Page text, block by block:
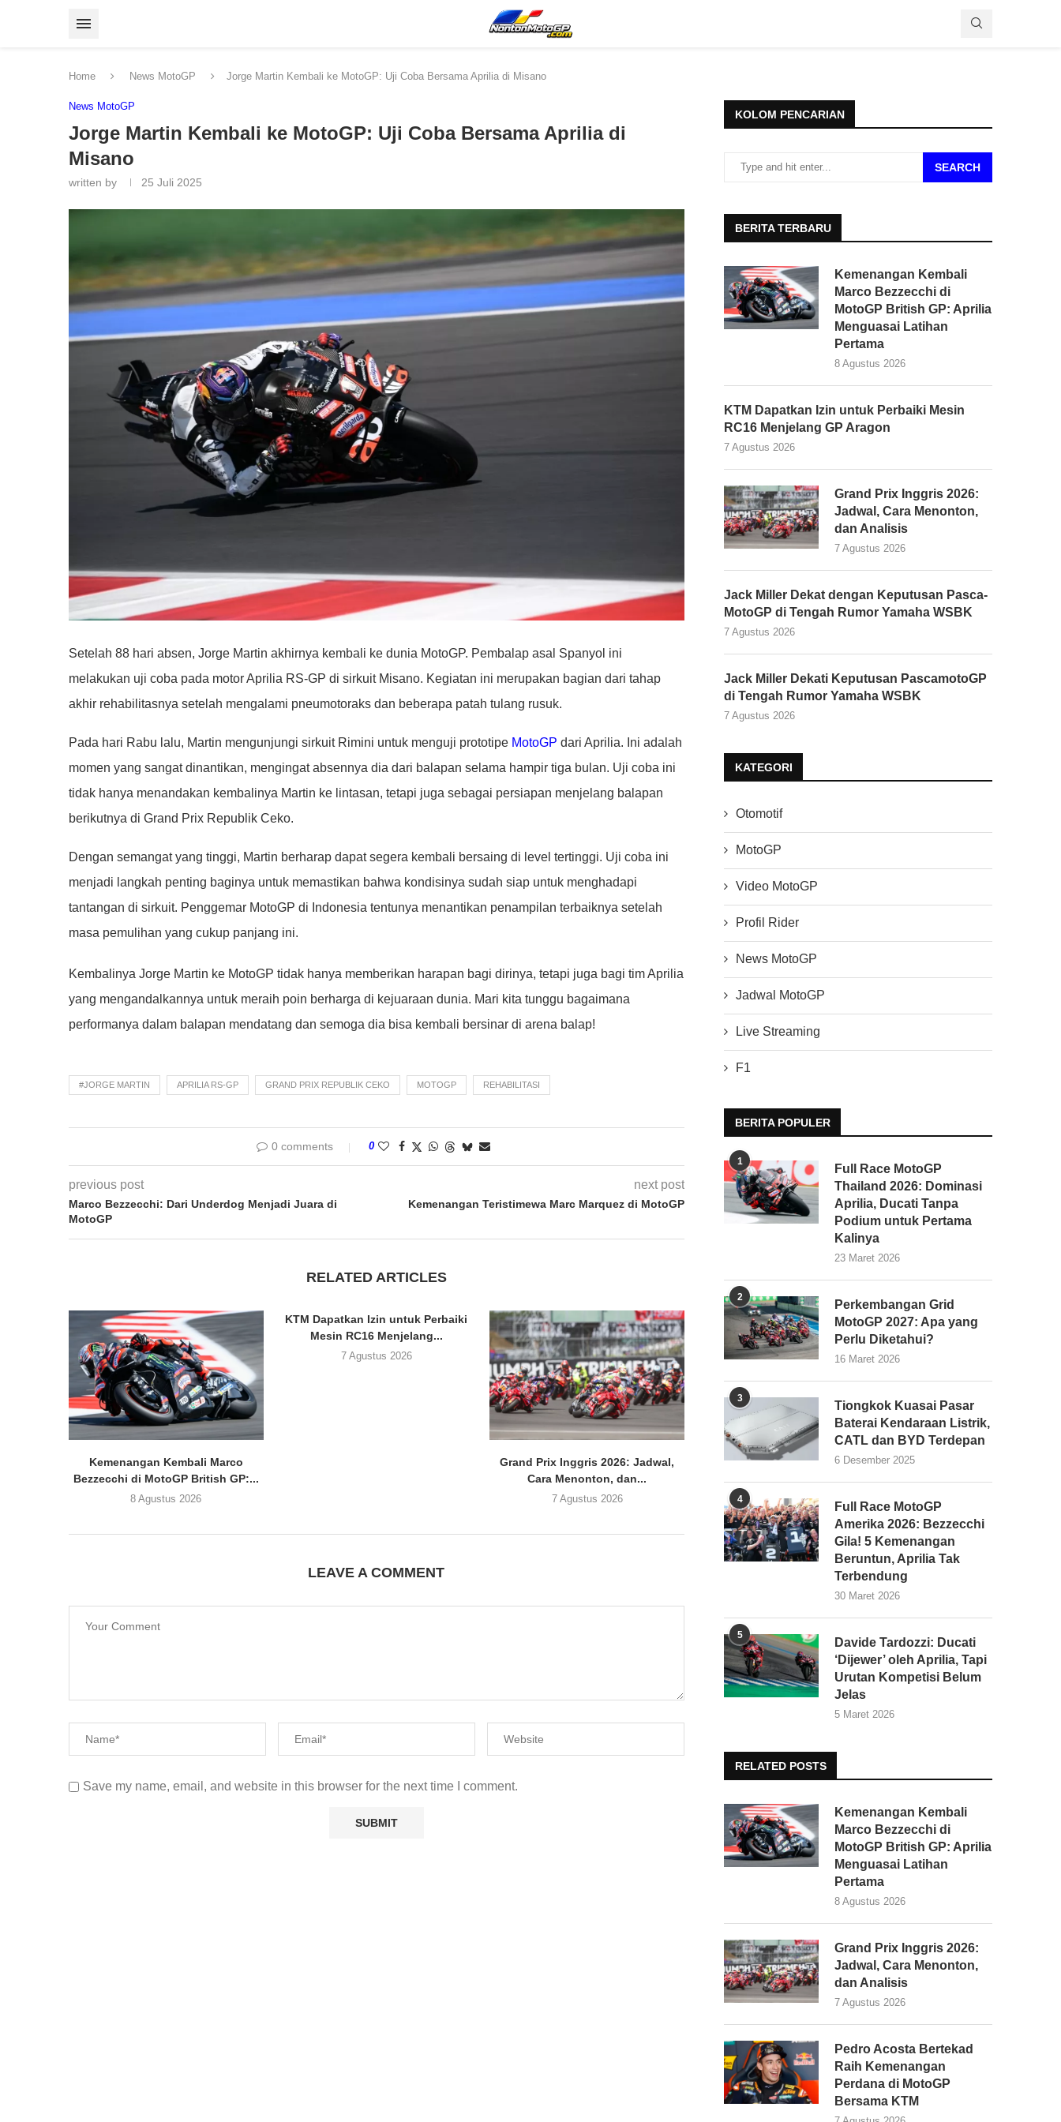
Home News MotoGP Jorge Martin Kembali ke MotoGP: Uji Coba Bersama Aprilia di Misano
News MotoGP
Jorge Martin Kembali ke MotoGP: Uji Coba Bersama Aprilia di
Misano
written by 25 Juli 2025
Setelah 88 hari absen, Jorge Martin akhirnya kembali ke dunia MotoGP. Pembalap asal Spanyol ini
melakukan uji coba pada motor Aprilia RS-GP di sirkuit Misano. Kegiatan ini merupakan bagian dari tahap
akhir rehabilitasnya setelah mengalami pneumotoraks dan beberapa patah tulang rusuk.
Pada hari Rabu lalu, Martin mengunjungi sirkuit Rimini untuk menguji prototipe MotoGP dari Aprilia. Ini adalah
momen yang sangat dinantikan, mengingat absennya dia dari balapan selama hampir tiga bulan. Uji coba ini
tidak hanya menandakan kembalinya Martin ke lintasan, tetapi juga sebagai persiapan menjelang balapan
berikutnya di Grand Prix Republik Ceko.
Dengan semangat yang tinggi, Martin berharap dapat segera kembali bersaing di level tertinggi. Uji coba ini
menjadi langkah penting baginya untuk memastikan bahwa kondisinya sudah siap untuk menghadapi
tantangan di sirkuit. Penggemar MotoGP di Indonesia tentunya menantikan penampilan terbaiknya setelah
masa pemulihan yang cukup panjang ini.
Kembalinya Jorge Martin ke MotoGP tidak hanya memberikan harapan bagi dirinya, tetapi juga bagi tim Aprilia
yang mengandalkannya untuk meraih poin berharga di kejuaraan dunia. Mari kita tunggu bagaimana
performanya dalam balapan mendatang dan semoga dia bisa kembali bersinar di arena balap!
#JORGE MARTIN APRILIA RS-GP GRAND PRIX REPUBLIK CEKO MOTOGP REHABILITASI
0 comments 0
previous post
Marco Bezzecchi: Dari Underdog Menjadi Juara di
MotoGP
next post
Kemenangan Teristimewa Marc Marquez di MotoGP
RELATED ARTICLES
Kemenangan Kembali Marco
Bezzecchi di MotoGP British GP:...
8 Agustus 2026
KTM Dapatkan Izin untuk Perbaiki
Mesin RC16 Menjelang...
7 Agustus 2026
Grand Prix Inggris 2026: Jadwal,
Cara Menonton, dan...
7 Agustus 2026
LEAVE A COMMENT
Save my name, email, and website in this browser for the next time I comment.
KOLOM PENCARIAN
SEARCH
BERITA TERBARU
Kemenangan Kembali
Marco Bezzecchi di
MotoGP British GP: Aprilia
Menguasai Latihan
Pertama
8 Agustus 2026
KTM Dapatkan Izin untuk Perbaiki Mesin
RC16 Menjelang GP Aragon
7 Agustus 2026
Grand Prix Inggris 2026:
Jadwal, Cara Menonton,
dan Analisis
7 Agustus 2026
Jack Miller Dekat dengan Keputusan Pasca-
MotoGP di Tengah Rumor Yamaha WSBK
7 Agustus 2026
Jack Miller Dekati Keputusan PascamotoGP
di Tengah Rumor Yamaha WSBK
7 Agustus 2026
KATEGORI
Otomotif
MotoGP
Video MotoGP
Profil Rider
News MotoGP
Jadwal MotoGP
Live Streaming
F1
BERITA POPULER
1
Full Race MotoGP
Thailand 2026: Dominasi
Aprilia, Ducati Tanpa
Podium untuk Pertama
Kalinya
23 Maret 2026
2
Perkembangan Grid
MotoGP 2027: Apa yang
Perlu Diketahui?
16 Maret 2026
3
Tiongkok Kuasai Pasar
Baterai Kendaraan Listrik,
CATL dan BYD Terdepan
6 Desember 2025
4
Full Race MotoGP
Amerika 2026: Bezzecchi
Gila! 5 Kemenangan
Beruntun, Aprilia Tak
Terbendung
30 Maret 2026
5
Davide Tardozzi: Ducati
‘Dijewer’ oleh Aprilia, Tapi
Urutan Kompetisi Belum
Jelas
5 Maret 2026
RELATED POSTS
Kemenangan Kembali
Marco Bezzecchi di
MotoGP British GP: Aprilia
Menguasai Latihan
Pertama
8 Agustus 2026
Grand Prix Inggris 2026:
Jadwal, Cara Menonton,
dan Analisis
7 Agustus 2026
Pedro Acosta Bertekad
Raih Kemenangan
Perdana di MotoGP
Bersama KTM